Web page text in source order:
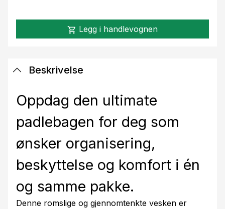
shopping_cart Legg i handlevognen
Beskrivelse
Oppdag den ultimate
padlebagen for deg som
ønsker organisering,
beskyttelse og komfort i én
og samme pakke.
Denne romslige og gjennomtenkte vesken er